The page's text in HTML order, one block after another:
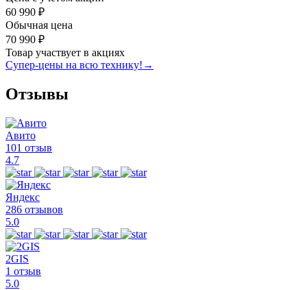
60 990 ₽
Обычная цена
70 990 ₽
Товар участвует в акциях
Супер-цены на всю технику! →
Отзывы
Авито
101 отзыв
4.7
Яндекс
286 отзывов
5.0
2GIS
1 отзыв
5.0